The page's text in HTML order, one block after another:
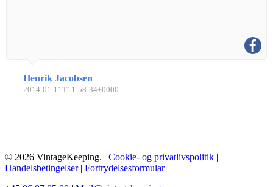
Henrik Jacobsen
2014-01-11T11:58:34+0000
© 2026 VintageKeeping. | Cookie- og privatlivspolitik |
Handelsbetingelser| Fortrydelsesformular|